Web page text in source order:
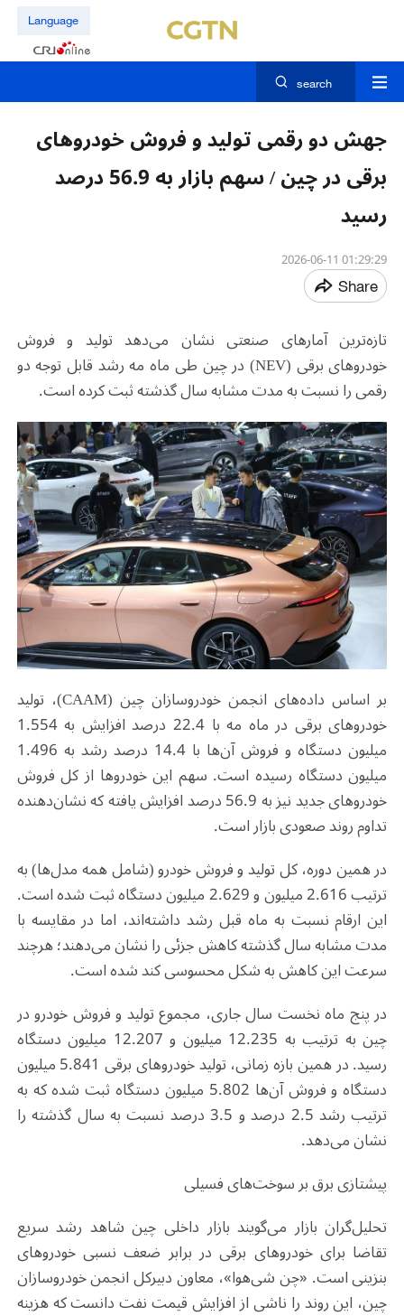
Language
search
جهش دو رقمی تولید و فروش خودروهای
برقی در چین / سهم بازار به 56.9 درصد
رسید
01:29:29 2026-06-11
Share
تازه‌ترین آمارهای صنعتی نشان می‌دهد تولید و فروش
خودروهای برقی (NEV) در چین طی ماه مه رشد قابل توجه دو
رقمی را نسبت به مدت مشابه سال گذشته ثبت کرده است.
بر اساس داده‌های انجمن خودروسازان چین (CAAM)، تولید
خودروهای برقی در ماه مه با 22.4 درصد افزایش به 1.554
میلیون دستگاه و فروش آن‌ها با 14.4 درصد رشد به 1.496
میلیون دستگاه رسیده است. سهم این خودروها از کل فروش
خودروهای جدید نیز به 56.9 درصد افزایش یافته که نشان‌دهنده
تداوم روند صعودی بازار است.
در همین دوره، کل تولید و فروش خودرو (شامل همه مدل‌ها) به
ترتیب 2.616 میلیون و 2.629 میلیون دستگاه ثبت شده است.
این ارقام نسبت به ماه قبل رشد داشته‌اند، اما در مقایسه با
مدت مشابه سال گذشته کاهش جزئی را نشان می‌دهند؛ هرچند
سرعت این کاهش به شکل محسوسی کند شده است.
در پنج ماه نخست سال جاری، مجموع تولید و فروش خودرو در
چین به ترتیب به 12.235 میلیون و 12.207 میلیون دستگاه
رسید. در همین بازه زمانی، تولید خودروهای برقی 5.841 میلیون
دستگاه و فروش آن‌ها 5.802 میلیون دستگاه ثبت شده که به
ترتیب رشد 2.5 درصد و 3.5 درصد نسبت به سال گذشته را
نشان می‌دهد.
پیشتازی برق بر سوخت‌های فسیلی
تحلیل‌گران بازار می‌گویند بازار داخلی چین شاهد رشد سریع
تقاضا برای خودروهای برقی در برابر ضعف نسبی خودروهای
بنزینی است. «چن شی‌هوا»، معاون دبیرکل انجمن خودروسازان
چین، این روند را ناشی از افزایش قیمت نفت دانست که هزینه